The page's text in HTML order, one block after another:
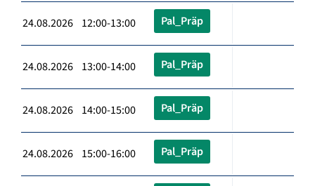
24.08.2026 12:00-13:00 Pal_Präp
24.08.2026 13:00-14:00 Pal_Präp
24.08.2026 14:00-15:00 Pal_Präp
24.08.2026 15:00-16:00 Pal_Präp